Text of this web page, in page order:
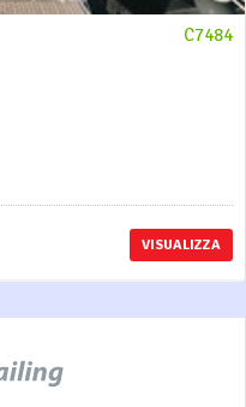
C7484
VISUALIZZA